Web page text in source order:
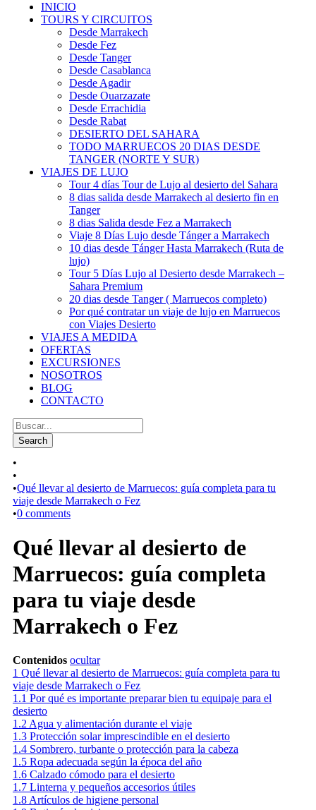
INICIO
TOURS Y CIRCUITOS
Desde Marrakech
Desde Fez
Desde Tanger
Desde Casablanca
Desde Agadir
Desde Ouarzazate
Desde Errachidia
Desde Rabat
DESIERTO DEL SAHARA
TODO MARRUECOS 20 DIAS DESDE
TANGER (NORTE Y SUR)
VIAJES DE LUJO
Tour 4 días Tour de Lujo al desierto del Sahara
8 dias salida desde Marrakech al desierto fin en
Tanger
8 dias Salida desde Fez a Marrakech
Viaje 8 Días Lujo desde Tánger a Marrakech
10 dias desde Tánger Hasta Marrakech (Ruta de
lujo)
Tour 5 Días Lujo al Desierto desde Marrakech –
Sahara Premium
20 dias desde Tanger ( Marruecos completo)
Por qué contratar un viaje de lujo en Marruecos
con Viajes Desierto
VIAJES A MEDIDA
OFERTAS
EXCURSIONES
NOSOTROS
BLOG
CONTACTO
•
•
•Qué llevar al desierto de Marruecos: guía completa para tu
viaje desde Marrakech o Fez
•0 comments
Qué llevar al desierto de
Marruecos: guía completa
para tu viaje desde
Marrakech o Fez
Contenidos ocultar
1 Qué llevar al desierto de Marruecos: guía completa para tu
viaje desde Marrakech o Fez
1.1 Por qué es importante preparar bien tu equipaje para el
desierto
1.2Agua y alimentación durante el viaje
1.3 Protección solar imprescindible en el desierto
1.4 Sombrero, turbante o protección para la cabeza
1.5 Ropa adecuada según la época del año
1.6 Calzado cómodo para el desierto
1.7 Linterna y pequeños accesorios útiles
1.8Artículos de higiene personal